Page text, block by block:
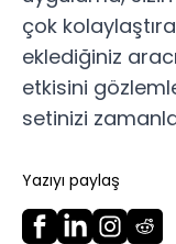
çok
eklediğiniz
etkisini
setinizi
Yazıyı paylaş